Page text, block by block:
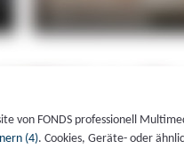
von FONDS professionell
(4). Cookies, Geräte- oder